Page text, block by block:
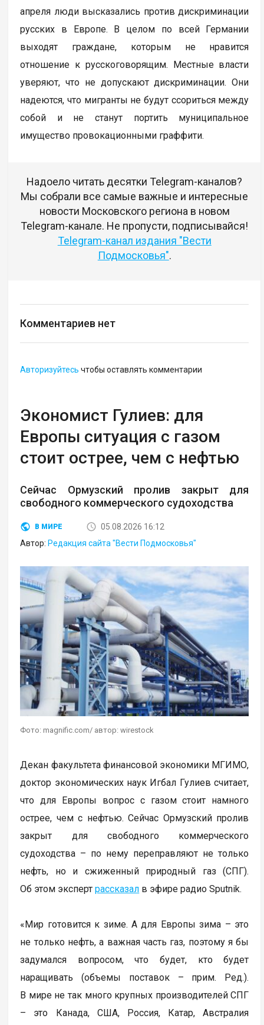
апреля люди высказались против дискриминации
русских в Европе. В целом по всей Германии
выходят граждане, которым не нравится
отношение к русскоговорящим. Местные власти
уверяют, что не допускают дискриминации. Они
надеются, что мигранты не будут ссориться между
собой и не станут портить муниципальное
имущество провокационными граффити.
Надоело читать десятки Telegram-каналов?
Мы собрали все самые важные и интересные
новости Московского региона в новом
Telegram-канале. Не пропусти, подписывайся!
Telegram-канал издания "Вести
Подмосковья".
Комментариев нет
Авторизуйтесь чтобы оставлять комментарии
Экономист Гулиев: для
Европы ситуация с газом
стоит острее, чем с нефтью
Сейчас Ормузский пролив закрыт для
свободного коммерческого судоходства
В МИРЕ
05.08.2026 16:12
Автор: Редакция сайта "Вести Подмосковья"
Фото: magnific.com/ автор: wirestock
Декан факультета финансовой экономики МГИМО,
доктор экономических наук Игбал Гулиев считает,
что для Европы вопрос с газом стоит намного
острее, чем с нефтью. Сейчас Ормузский пролив
закрыт для свободного коммерческого
судоходства – по нему переправляют не только
нефть, но и сжиженный природный газ (СПГ).
Об этом экспертрассказал в эфире радио Sputnik.
«Мир готовится к зиме. А для Европы зима – это
не только нефть, а важная часть газ, поэтому я бы
задумался вопросом, что будет, кто будет
наращивать (объемы поставок – прим. Ред.).
В мире не так много крупных производителей СПГ
– это Канада, США, Россия, Катар, Австралия